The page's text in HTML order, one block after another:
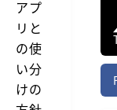
アプ
リと
の使
い分
けの